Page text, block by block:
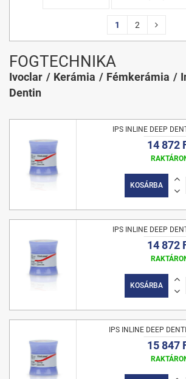
1 2
FOGTECHNIKA
Ivoclar Kerámia Fémkerámia
Dentin
IPS INLINE DEEP
14 872
KOSÁRBA
IPS INLINE DEEP
14 872
KOSÁRBA
IPS INLINE DEEP
15 847